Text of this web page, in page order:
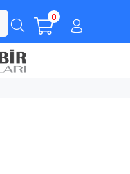
0;